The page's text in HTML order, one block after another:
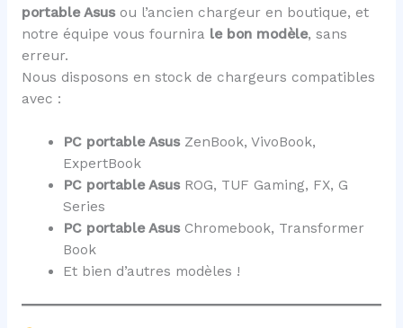
portable Asus ou l’ancien chargeur en boutique, et
notre équipe vous fournira le bon modèle, sans
erreur.
Nous disposons en stock de chargeurs compatibles
avec :
PC portable Asus ZenBook, VivoBook,
ExpertBook
PC portable Asus ROG, TUF Gaming, FX, G
Series
PC portable Asus Chromebook, Transformer
Book
Et bien d’autres modèles !